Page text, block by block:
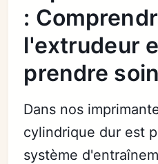
:
l'extrudeur
prendre soin
Dans nos
cylindrique dur est
système